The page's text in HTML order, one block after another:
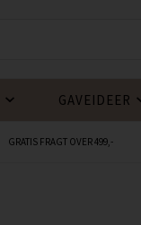
GAVEIDEER
GRATIS FRAGT OVER 499,-